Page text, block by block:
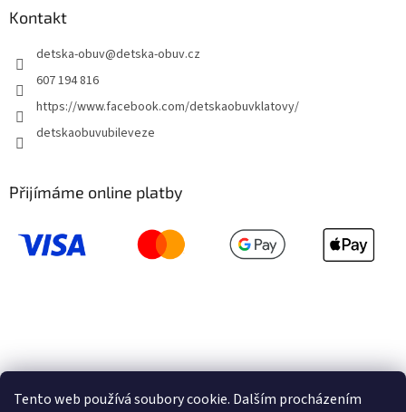
Tento web používá soubory cookie. Dalším procházením
Kontakt
detska-obuv@detska-obuv.cz
607 194 816
https://www.facebook.com/detskaobuvklatovy/
detskaobuvubileveze
Přijímáme online platby